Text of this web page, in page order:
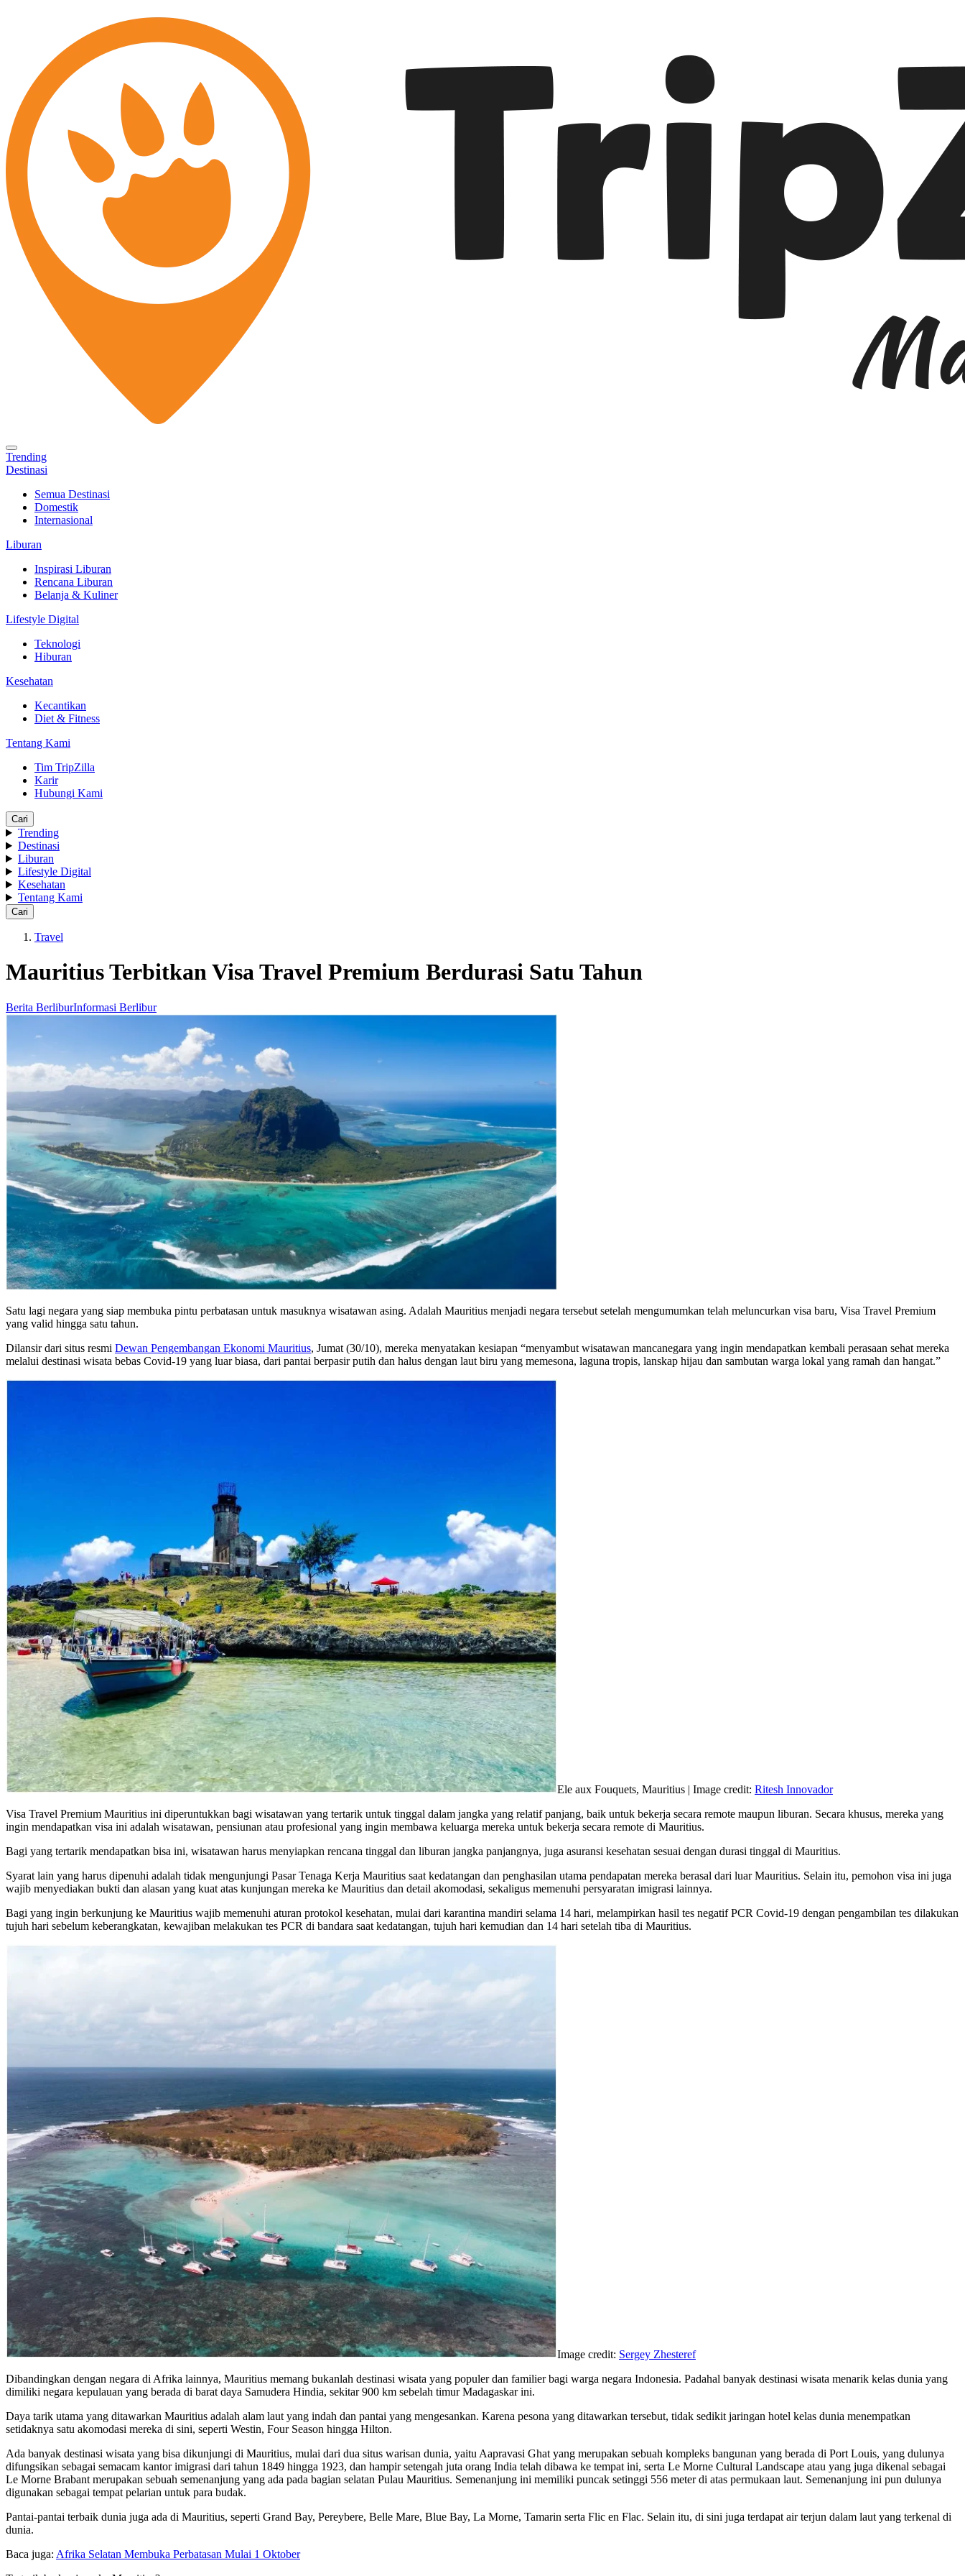
Trending
Destinasi
Semua Destinasi
Domestik
Internasional
Liburan
Inspirasi Liburan
Rencana Liburan
Belanja & Kuliner
Lifestyle Digital
Teknologi
Hiburan
Kesehatan
Kecantikan
Diet & Fitness
Tentang Kami
Tim TripZilla
Karir
Hubungi Kami
Cari
Trending
Destinasi
Liburan
Lifestyle Digital
Kesehatan
Tentang Kami
Cari
Travel
Mauritius Terbitkan Visa Travel Premium Berdurasi Satu Tahun
Berita BerliburInformasi Berlibur
Satu lagi negara yang siap membuka pintu perbatasan untuk masuknya wisatawan asing. Adalah Mauritius menjadi negara tersebut setelah mengumumkan telah meluncurkan visa baru, Visa Travel Premium
yang valid hingga satu tahun.
Dilansir dari situs resmi Dewan Pengembangan Ekonomi Mauritius, Jumat (30/10), mereka menyatakan kesiapan “menyambut wisatawan mancanegara yang ingin mendapatkan kembali perasaan sehat mereka
melalui destinasi wisata bebas Covid-19 yang luar biasa, dari pantai berpasir putih dan halus dengan laut biru yang memesona, laguna tropis, lanskap hijau dan sambutan warga lokal yang ramah dan hangat.”
Ele aux Fouquets, Mauritius | Image credit: Ritesh Innovador
Visa Travel Premium Mauritius ini diperuntukkan bagi wisatawan yang tertarik untuk tinggal dalam jangka yang relatif panjang, baik untuk bekerja secara remote maupun liburan. Secara khusus, mereka yang
ingin mendapatkan visa ini adalah wisatawan, pensiunan atau profesional yang ingin membawa keluarga mereka untuk bekerja secara remote di Mauritius.
Bagi yang tertarik mendapatkan bisa ini, wisatawan harus menyiapkan rencana tinggal dan liburan jangka panjangnya, juga asuransi kesehatan sesuai dengan durasi tinggal di Mauritius.
Syarat lain yang harus dipenuhi adalah tidak mengunjungi Pasar Tenaga Kerja Mauritius saat kedatangan dan penghasilan utama pendapatan mereka berasal dari luar Mauritius. Selain itu, pemohon visa ini juga
wajib menyediakan bukti dan alasan yang kuat atas kunjungan mereka ke Mauritius dan detail akomodasi, sekaligus memenuhi persyaratan imigrasi lainnya.
Bagi yang ingin berkunjung ke Mauritius wajib memenuhi aturan protokol kesehatan, mulai dari karantina mandiri selama 14 hari, melampirkan hasil tes negatif PCR Covid-19 dengan pengambilan tes dilakukan
tujuh hari sebelum keberangkatan, kewajiban melakukan tes PCR di bandara saat kedatangan, tujuh hari kemudian dan 14 hari setelah tiba di Mauritius.
Image credit: Sergey Zhesteref
Dibandingkan dengan negara di Afrika lainnya, Mauritius memang bukanlah destinasi wisata yang populer dan familier bagi warga negara Indonesia. Padahal banyak destinasi wisata menarik kelas dunia yang
dimiliki negara kepulauan yang berada di barat daya Samudera Hindia, sekitar 900 km sebelah timur Madagaskar ini.
Daya tarik utama yang ditawarkan Mauritius adalah alam laut yang indah dan pantai yang mengesankan. Karena pesona yang ditawarkan tersebut, tidak sedikit jaringan hotel kelas dunia menempatkan
setidaknya satu akomodasi mereka di sini, seperti Westin, Four Season hingga Hilton.
Ada banyak destinasi wisata yang bisa dikunjungi di Mauritius, mulai dari dua situs warisan dunia, yaitu Aapravasi Ghat yang merupakan sebuah kompleks bangunan yang berada di Port Louis, yang dulunya
difungsikan sebagai semacam kantor imigrasi dari tahun 1849 hingga 1923, dan hampir setengah juta orang India telah dibawa ke tempat ini, serta Le Morne Cultural Landscape atau yang juga dikenal sebagai
Le Morne Brabant merupakan sebuah semenanjung yang ada pada bagian selatan Pulau Mauritius. Semenanjung ini memiliki puncak setinggi 556 meter di atas permukaan laut. Semenanjung ini pun dulunya
digunakan sebagai tempat pelarian untuk para budak.​​
Pantai-pantai terbaik dunia juga ada di Mauritius, seperti Grand Bay, Pereybere, Belle Mare, Blue Bay, La Morne, Tamarin serta Flic en Flac. Selain itu, di sini juga terdapat air terjun dalam laut yang terkenal di
dunia.
Baca juga: Afrika Selatan Membuka Perbatasan Mulai 1 Oktober